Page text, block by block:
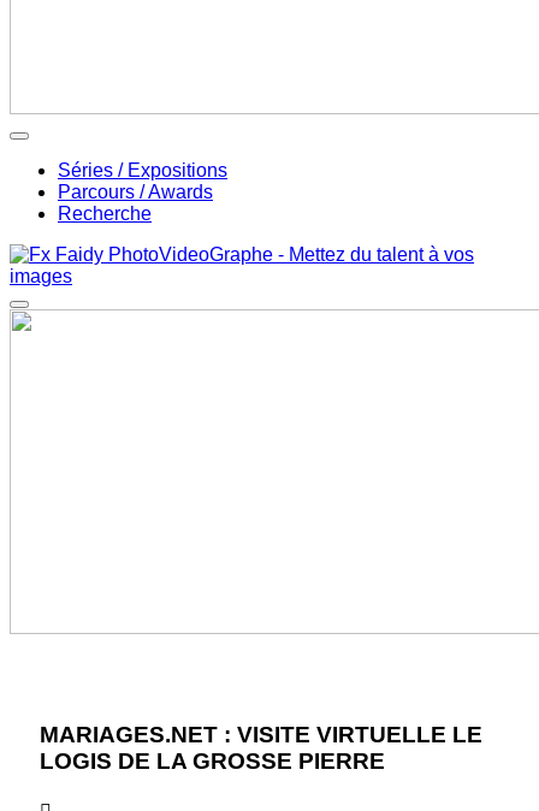
Séries / Expositions
Parcours / Awards
Recherche
MARIAGES.NET : VISITE VIRTUELLE LE
LOGIS DE LA GROSSE PIERRE